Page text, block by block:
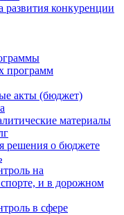
развития конкуренции
программ
акты (бюджет)
материалы
решения о бюджете
на
и в дорожном
в сфере